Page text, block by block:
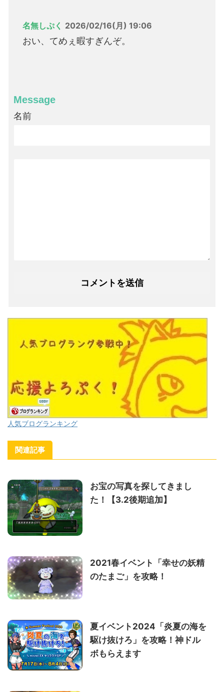
名無しぷく 2026/02/16(月) 19:06
おい、てめぇ暇すぎんぞ。
Message
名前
人気ブログランキング
関連記事
お宝の写真を探してきまし
た！【3.2後期追加】
2021春イベント「幸せの妖精
のたまご」を攻略！
夏イベント2024「炎夏の海を
駆け抜けろ」を攻略！神ドル
ボもらえます